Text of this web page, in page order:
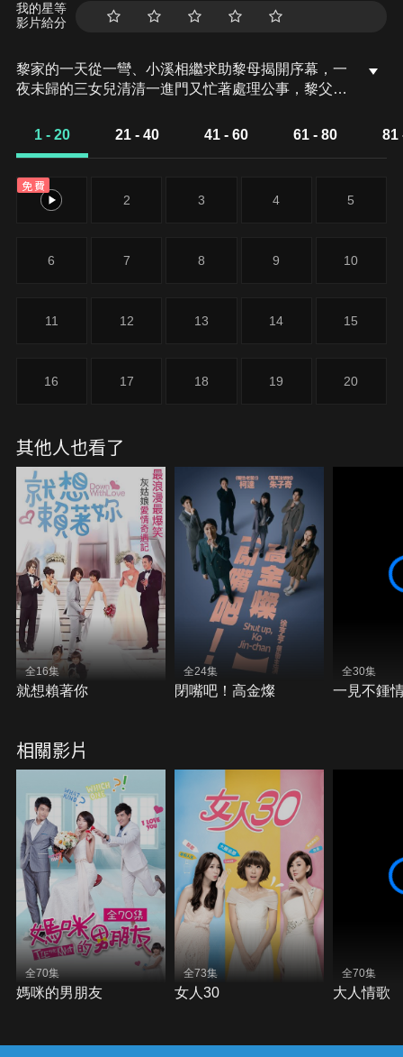
我的星等
影片給分
黎家的一天從一彎、小溪相繼求助黎母揭開序幕，一
夜未歸的三女兒清清一進門又忙著處理公事，黎父自
決定離家出走。時間經過半小時，黎母在黎家人擔
1 - 20 21 - 40 41 - 60 61 - 80 81
免費
1 2 3 4 5
6 7 8 9 10
11 12 13 14 15
16 17 18 19 20
其他人也看了
全16集
就想賴著你
全24集
閉嘴吧！高金燦
全30集
一見不鍾
相關影片
全70集
媽咪的男朋友
全73集
女人30
全70集
大人情歌